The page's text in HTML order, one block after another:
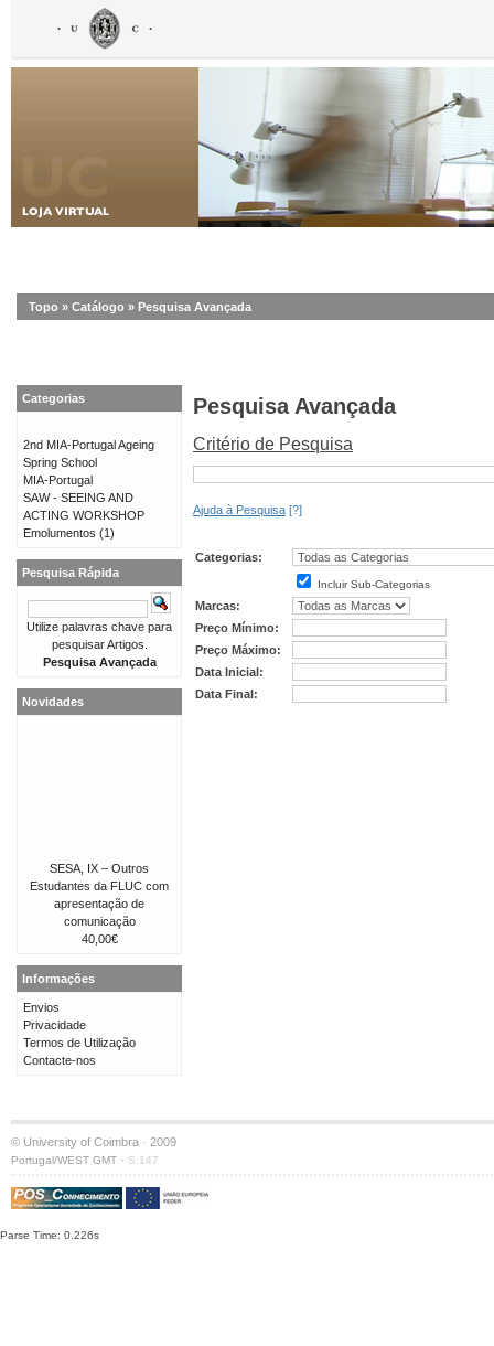
Topo » Catálogo » Pesquisa Avançada
Pesquisa Avançada
Critério de Pesquisa
Ajuda à Pesquisa [?]
Categorias:
Incluir Sub-Categorias
Marcas:
Preço Mínimo:
Preço Máximo:
Data Inicial:
Data Final:
Categorias
2nd MIA-Portugal Ageing
Spring School
MIA-Portugal
SAW - SEEING AND
ACTING WORKSHOP
Emolumentos (1)
Pesquisa Rápida
Utilize palavras chave para
pesquisar Artigos.
Pesquisa Avançada
Novidades
SESA, IX – Outros
Estudantes da FLUC com
apresentação de
comunicação
40,00€
Informações
Envios
Privacidade
Termos de Utilização
Contacte-nos
© University of Coimbra · 2009
Portugal/WEST GMT · S:147
Parse Time: 0.226s